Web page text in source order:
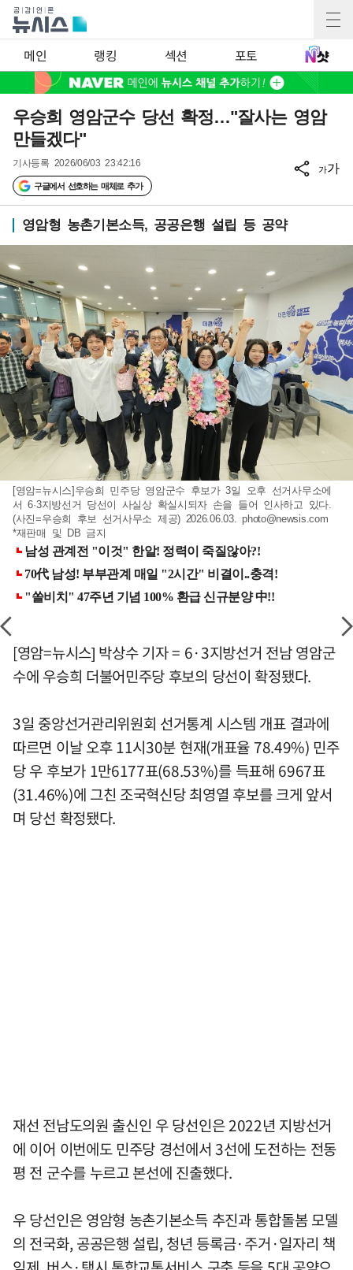
메인 랭킹 섹션 포토
우승희 영암군수 당선 확정…"잘사는 영암
만들겠다"
기사등록 2026/06/03 23:42:16
구글에서 선호하는 매체로 추가
가가
영암형 농촌기본소득, 공공은행 설립 등 공약
[영암=뉴시스]우승희 민주당 영암군수 후보가 3일 오후 선거사무소에
서 6·3지방선거 당선이 사실상 확실시되자 손을 들어 인사하고 있다.
(사진=우승희 후보 선거사무소 제공) 2026.06.03.photo@newsis.com
*재판매 및 DB 금지
[영암=뉴시스] 박상수 기자 = 6·3지방선거 전남 영암군
수에 우승희 더불어민주당 후보의 당선이 확정됐다.
3일 중앙선거관리위원회 선거통계 시스템 개표 결과에
따르면 이날 오후 11시30분 현재(개표율 78.49%) 민주
당 우 후보가 1만6177표(68.53%)를 득표해 6967표
(31.46%)에 그친 조국혁신당 최영열 후보를 크게 앞서
며 당선 확정됐다.
재선 전남도의원 출신인 우 당선인은 2022년 지방선거
에 이어 이번에도 민주당 경선에서 3선에 도전하는 전동
평 전 군수를 누르고 본선에 진출했다.
우 당선인은 영암형 농촌기본소득 추진과 통합돌봄 모델
의 전국화, 공공은행 설립, 청년 등록금·주거·일자리 책